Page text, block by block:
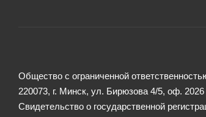
Общество с ограниченной
220073, г. Минск, ул. Бирюзова 4/5, оф. 2026
Свидетельство о государственной